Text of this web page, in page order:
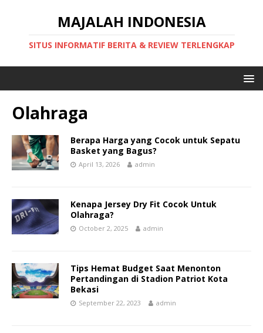
MAJALAH INDONESIA
SITUS INFORMATIF BERITA & REVIEW TERLENGKAP
Olahraga
Berapa Harga yang Cocok untuk Sepatu
Basket yang Bagus?
April 13, 2026 admin
Kenapa Jersey Dry Fit Cocok Untuk
Olahraga?
October 2, 2025 admin
Tips Hemat Budget Saat Menonton
Pertandingan di Stadion Patriot Kota
Bekasi
September 22, 2023 admin